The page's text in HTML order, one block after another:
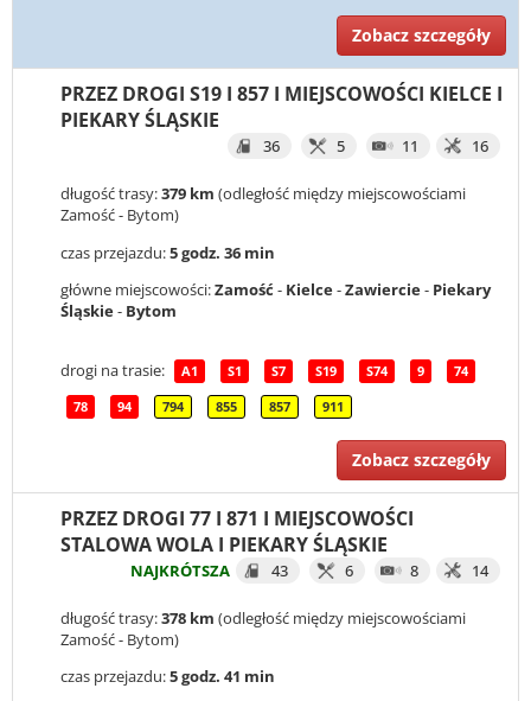
Zobacz szczegóły
PRZEZ DROGI S19 I 857 I MIEJSCOWOŚCI KIELCE I
PIEKARY ŚLĄSKIE
36 5 11 16
długość trasy:379 km (odległość między miejscowościami
Zamość - Bytom)
czas przejazdu:5 godz. 36 min
główne miejscowości:Zamość - Kielce-Zawiercie- Piekary
Śląskie- Bytom
drogi na trasie: A1 S1 S7 S19 S74 9 74
78 94 794 855 857 911
Zobacz szczegóły
PRZEZ DROGI 77 I 871 I MIEJSCOWOŚCI
STALOWA WOLA I PIEKARY ŚLĄSKIE
NAJKRÓTSZA 43 6 8 14
długość trasy:378 km (odległość między miejscowościami
Zamość - Bytom)
czas przejazdu:5 godz. 41 min